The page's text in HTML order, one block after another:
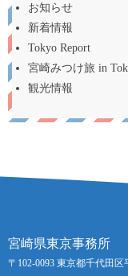
お知らせ
新着情報
Tokyo Report
宮崎みつけ旅 in
観光情報
宮崎県東京事務所
〒102-0093 東京都千代田